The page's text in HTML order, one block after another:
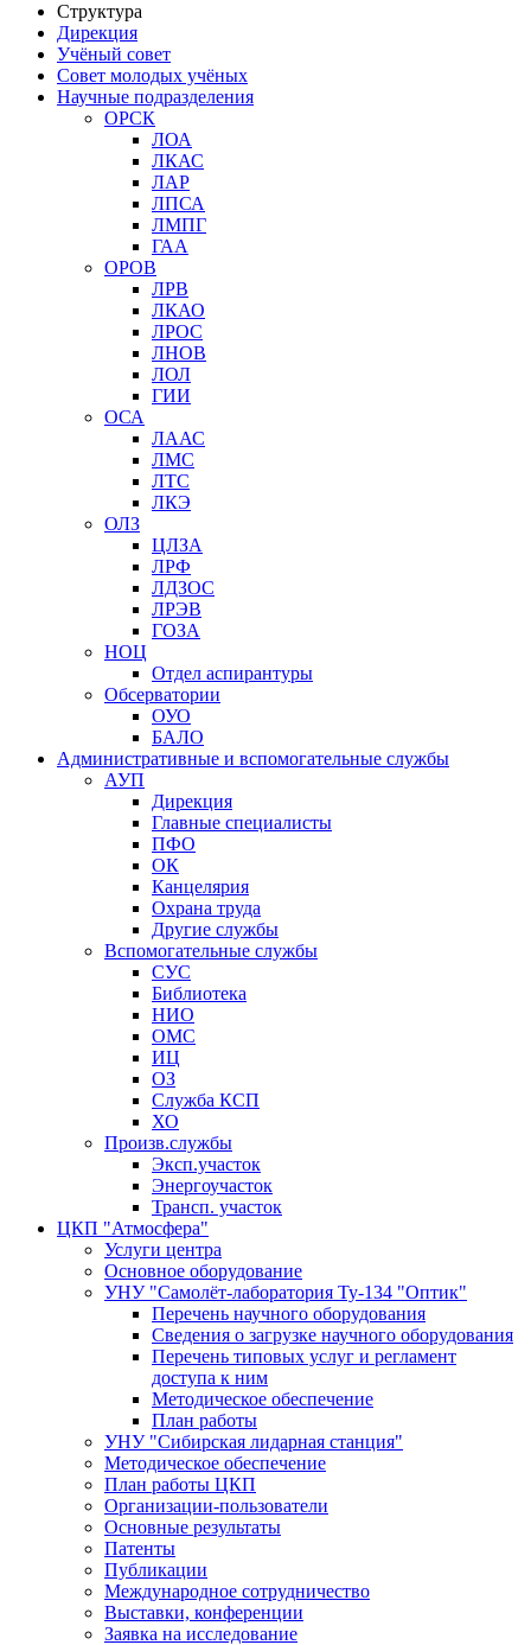
Структура
Дирекция
Учёный совет
Совет молодых учёных
Научные подразделения
ОРСК
ЛОА
ЛКАС
ЛАР
ЛПСА
ЛМПГ
ГАА
ОРОВ
ЛРВ
ЛКАО
ЛРОС
ЛНОВ
ЛОЛ
ГИИ
ОСА
ЛААС
ЛМС
ЛТС
ЛКЭ
ОЛЗ
ЦЛЗА
ЛРФ
ЛДЗОС
ЛРЭВ
ГОЗА
НОЦ
Отдел аспирантуры
Обсерватории
ОУО
БАЛО
Административные и вспомогательные службы
АУП
Дирекция
Главные специалисты
ПФО
ОК
Канцелярия
Охрана труда
Другие службы
Вспомогательные службы
СУС
Библиотека
НИО
ОМС
ИЦ
ОЗ
Служба КСП
ХО
Произв.службы
Эксп.участок
Энергоучасток
Трансп. участок
ЦКП "Атмосфера"
Услуги центра
Основное оборудование
УНУ "Самолёт-лаборатория Ту-134 "Оптик"
Перечень научного оборудования
Сведения о загрузке научного оборудования
Перечень типовых услуг и регламент
доступа к ним
Методическое обеспечение
План работы
УНУ "Сибирская лидарная станция"
Методическое обеспечение
План работы ЦКП
Организации-пользователи
Основные результаты
Патенты
Публикации
Международное сотрудничество
Выставки, конференции
Заявка на исследование